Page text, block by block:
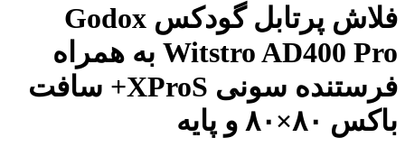
فلاش پرتابل گودکس Godox
Witstro AD400 Pro به همراه
فرستنده سونی XProS+ سافت
باکس ۸۰×۸۰ و پایه